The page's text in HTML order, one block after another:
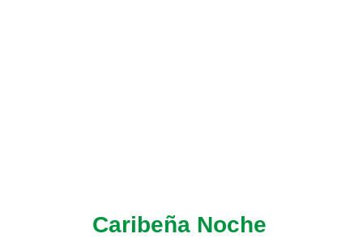
Caribeña Noche